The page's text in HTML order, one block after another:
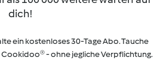
dich!
ein kostenloses 30-Tage Abo. Tauche
- ohne jegliche Verpflichtung.